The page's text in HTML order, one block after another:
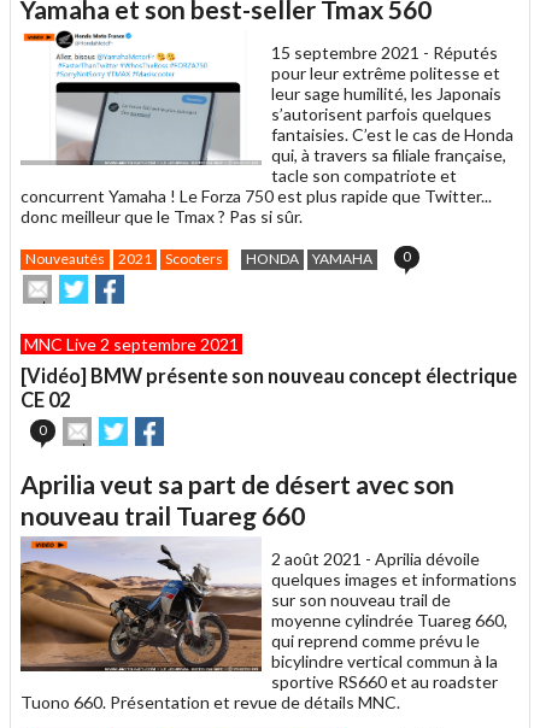
ami
Yamaha et son best-seller Tmax 560
15 septembre 2021 - Réputés
pour leur extrême politesse et
leur sage humilité, les Japonais
s’autorisent parfois quelques
fantaisies. C’est le cas de Honda
qui, à travers sa filiale française,
tacle son compatriote et
concurrent Yamaha ! Le Forza 750 est plus rapide que Twitter...
donc meilleur que le Tmax ? Pas si sûr.
Nouveautés 2021 Scooters HONDA YAMAHA 0
Envoyer
cet
à
un
ami
Partager
sur
sur
MNC Live 2 septembre 2021
[Vidéo] BMW présente son nouveau concept électrique
CE 02
0
Envoyer
cet
un
ami
Partager
sur sur
Aprilia veut sa part de désert avec son
nouveau trail Tuareg 660
2 août 2021 - Aprilia dévoile
quelques images et informations
sur son nouveau trail de
moyenne cylindrée Tuareg 660,
qui reprend comme prévu le
bicylindre vertical commun à la
sportive RS660 et au roadster
Tuono 660. Présentation et revue de détails MNC.